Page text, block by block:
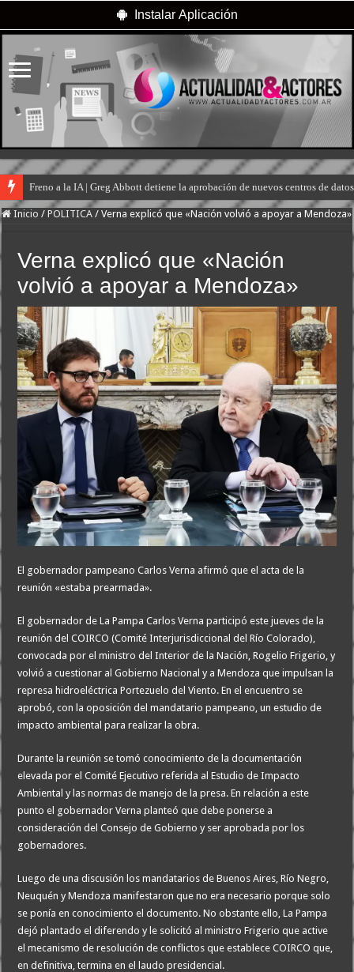
Instalar Aplicación
Freno a la IA | Greg Abbott detiene la aprobación de nuevos centros de
Te ofrecen trabajo, pero es un engaño: así son las nuevas estafas laborales
Inicio / POLITICA / Verna explicó que «Nación volvió a apoyar a Mendoza»
Verna explicó que «Nación
volvió a apoyar a Mendoza»
El gobernador pampeano Carlos Verna afirmó que el acta de la
reunión «estaba prearmada».
El gobernador de La Pampa Carlos Verna participó este jueves de la
reunión del COIRCO (Comité Interjurisdiccional del Río Colorado),
convocada por el ministro del Interior de la Nación, Rogelio Frigerio, y
volvió a cuestionar al Gobierno Nacional y a Mendoza que impulsan la
represa hidroeléctrica Portezuelo del Viento. En el encuentro se
aprobó, con la oposición del mandatario pampeano, un estudio de
impacto ambiental para realizar la obra.
Durante la reunión se tomó conocimiento de la documentación
elevada por el Comité Ejecutivo referida al Estudio de Impacto
Ambiental y las normas de manejo de la presa. En relación a este
punto el gobernador Verna planteó que debe ponerse a
consideración del Consejo de Gobierno y ser aprobada por los
gobernadores.
Luego de una discusión los mandatarios de Buenos Aires, Río Negro,
Neuquén y Mendoza manifestaron que no era necesario porque solo
se ponía en conocimiento el documento. No obstante ello, La Pampa
dejó plantado el diferendo y le solicitó al ministro Frigerio que active
el mecanismo de resolución de conflictos que establece COIRCO que,
en definitiva, termina en el laudo presidencial.